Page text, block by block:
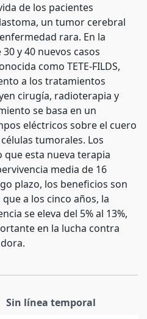
de los pacientes
un tumor cerebral
rara. En la
y 40 nuevos casos
como TETE-FILDS,
a los tratamientos
cirugía, radioterapia y
se basa en un
eléctricos sobre el cuero
tumorales. Los
esta nueva terapia
media de 16
plazo, los beneficios son
a los cinco años, la
se eleva del 5% al 13%,
en la lucha contra
Sin línea temporal